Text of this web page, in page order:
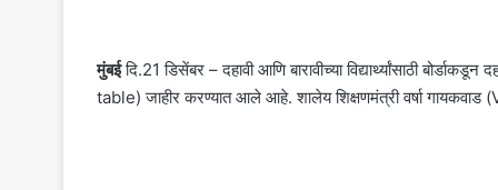
मुंबईदि.21 डिसेंबर – दहावी आणि बारावीच्या विद्यार्थ्यांसाठी
table) जाहीर करण्यात आले आहे. शालेय शिक्षणमंत्री वर्षा गायकवाड